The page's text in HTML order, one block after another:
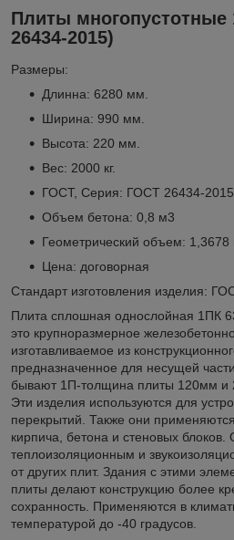
Плиты многопустотные
26434-2015)
Размеры:
Длинна: 6280 мм.
Ширина: 990 мм.
Высота: 220 мм.
Вес: 2000 кг.
ГОСТ, Серия: ГОСТ 26434-2015
Объем бетона: 0,8 м3
Геометрический объем: 1,3678
Цена: договорная
Стандарт изготовления изделия:
Плита сплошная однослойная 1ПК
это крупноразмерное
изготавливаемое из
предназначенное для несущей
бывают 1П-толщина плиты 120мм
Эти изделия используются для
перекрытий. Также они
кирпича, бетона и стеновых
теплоизоляционным и
от других плит. Здания с этими
плиты делают конструкцию более
сохранность. Применяются в
температурой до -40 градусов.